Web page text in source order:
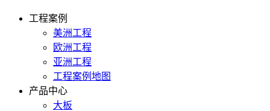
工程案例
美洲工程
欧洲工程
亚洲工程
工程案例地图
产品中心
大板